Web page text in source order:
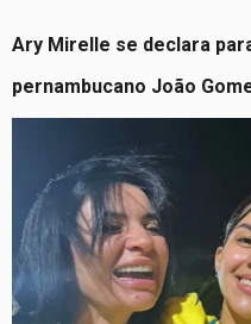
Ary Mirelle se declara
pernambucano João